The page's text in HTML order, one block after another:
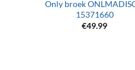
Only broek
15371660
€49.99